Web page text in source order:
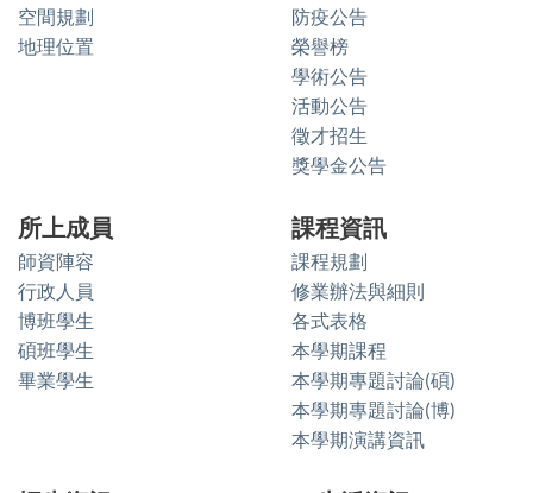
空間規劃
地理位置
防疫公告
榮譽榜
學術公告
活動公告
徵才招生
獎學金公告
所上成員
師資陣容
行政人員
博班學生
碩班學生
畢業學生
課程資訊
課程規劃
修業辦法與細則
各式表格
本學期課程
本學期專題討論(碩)
本學期專題討論(博)
本學期演講資訊